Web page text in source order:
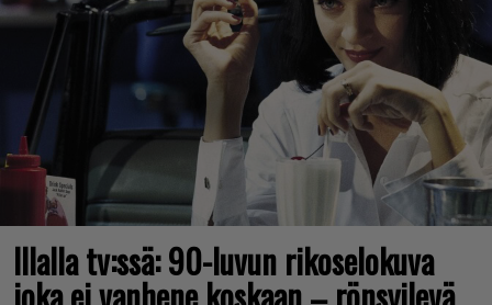
Illalla tv:ssä: 90-luvun rikoselokuva